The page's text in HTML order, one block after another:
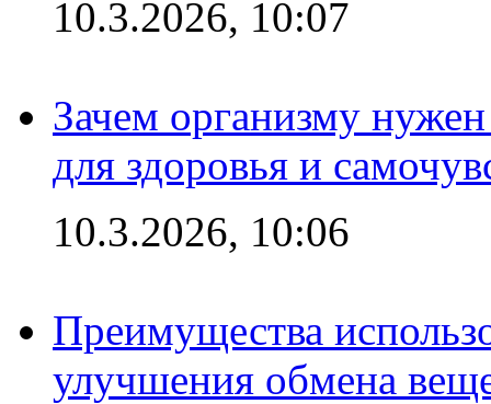
10.3.2026, 10:07
Зачем организму
для здоровья и
10.3.2026, 10:06
Преимущества
улучшения обмена